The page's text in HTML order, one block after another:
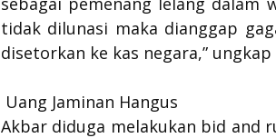
tidak dilunasi maka dianggap
disetorkan ke kas negara,”
Uang Jaminan Hangus
Akbar diduga melakukan bid and